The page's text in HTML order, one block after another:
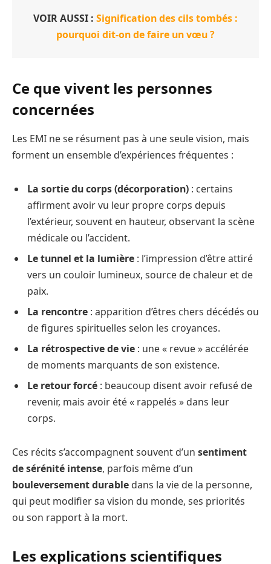
VOIR AUSSI : Signification des cils tombés :
pourquoi dit-on de faire un vœu ?
Ce que vivent les personnes
concernées
Les EMI ne se résument pas à une seule vision, mais
forment un ensemble d’expériences fréquentes :
La sortie du corps (décorporation) : certains
affirment avoir vu leur propre corps depuis
l’extérieur, souvent en hauteur, observant la scène
médicale ou l’accident.
Le tunnel et la lumière : l’impression d’être attiré
vers un couloir lumineux, source de chaleur et de
paix.
La rencontre : apparition d’êtres chers décédés ou
de figures spirituelles selon les croyances.
La rétrospective de vie : une « revue » accélérée
de moments marquants de son existence.
Le retour forcé : beaucoup disent avoir refusé de
revenir, mais avoir été « rappelés » dans leur
corps.
Ces récits s’accompagnent souvent d’un sentiment
de sérénité intense, parfois même d’un
bouleversement durable dans la vie de la personne,
qui peut modifier sa vision du monde, ses priorités
ou son rapport à la mort.
Les explications scientifiques